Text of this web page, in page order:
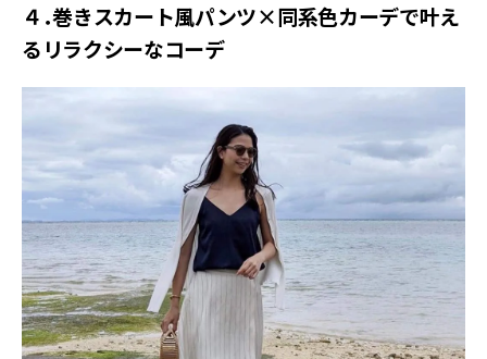
４．巻きスカート風パンツ×同系色カーデで叶え
るリラクシーなコーデ